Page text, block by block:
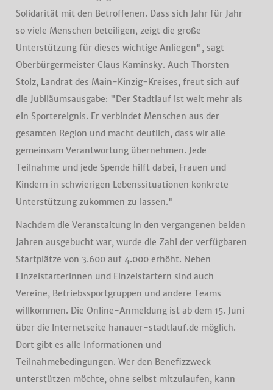
Solidarität mit den Betroffenen. Dass sich Jahr für Jahr
so viele Menschen beteiligen, zeigt die große
Unterstützung für dieses wichtige Anliegen", sagt
Oberbürgermeister Claus Kaminsky. Auch Thorsten
Stolz, Landrat des Main-Kinzig-Kreises, freut sich auf
die Jubiläumsausgabe: "Der Stadtlauf ist weit mehr als
ein Sportereignis. Er verbindet Menschen aus der
gesamten Region und macht deutlich, dass wir alle
gemeinsam Verantwortung übernehmen. Jede
Teilnahme und jede Spende hilft dabei, Frauen und
Kindern in schwierigen Lebenssituationen konkrete
Unterstützung zukommen zu lassen."
Nachdem die Veranstaltung in den vergangenen beiden
Jahren ausgebucht war, wurde die Zahl der verfügbaren
Startplätze von 3.600 auf 4.000 erhöht. Neben
Einzelstarterinnen und Einzelstartern sind auch
Vereine, Betriebssportgruppen und andere Teams
willkommen. Die Online-Anmeldung ist ab dem 15. Juni
über die Internetseite hanauer-stadtlauf.de möglich.
Dort gibt es alle Informationen und
Teilnahmebedingungen. Wer den Benefizzweck
unterstützen möchte, ohne selbst mitzulaufen, kann